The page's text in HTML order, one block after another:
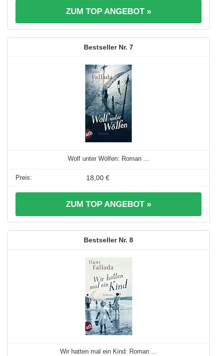
ZUM TOP ANGEBOT »
7
Wolf unter Wölfen: Roman ...
18,00 €
ZUM TOP ANGEBOT »
8
Wir hatten mal ein Kind: Roman ...